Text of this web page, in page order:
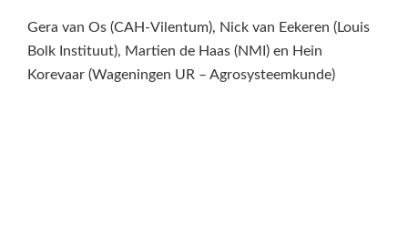
Gera van Os (CAH-Vilentum), Nick van Eekeren (Louis
Bolk Instituut), Martien de Haas (NMI) en Hein
Korevaar (Wageningen UR – Agrosysteemkunde)